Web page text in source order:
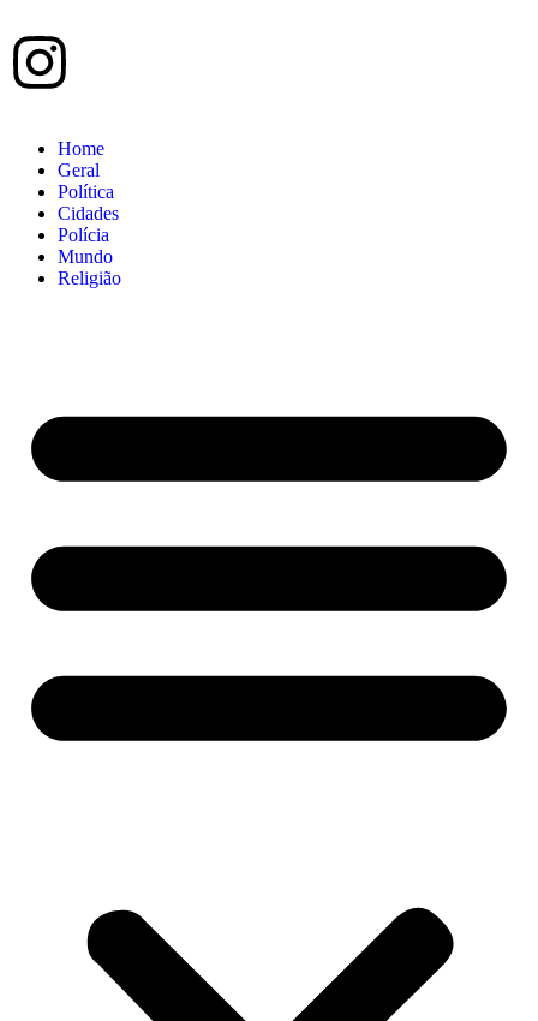
Home
Geral
Política
Cidades
Polícia
Mundo
Religião